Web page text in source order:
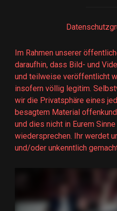
Im Rahmen unserer
daraufhin, dass Bild- und
und teilweise veröffentlicht
insofern völlig legitim.
wir die Privatsphäre eines
besagtem Material
und dies nicht in Eurem
wiedersprechen. Ihr werdet
und/oder unkenntlich